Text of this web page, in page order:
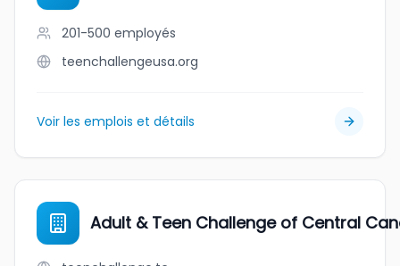
201-500 employés
teenchallengeusa.org
Voir les emplois et détails
Adult & Teen Challenge of Central